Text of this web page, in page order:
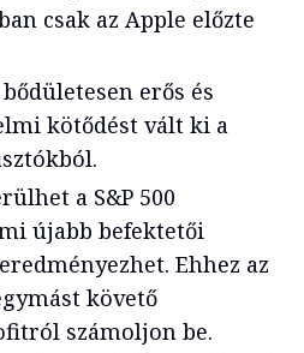
csak az Apple előzte
erős és
kötődést vált ki a
a S&P 500
újabb befektetői
Ehhez az
követő
számoljon be.